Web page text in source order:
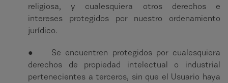
religiosa, y cualesquiera otros derechos e
intereses protegidos por nuestro ordenamiento
jurídico.
● Se encuentren protegidos por cualesquiera
derechos de propiedad intelectual o industrial
pertenecientes a terceros, sin que el Usuario haya